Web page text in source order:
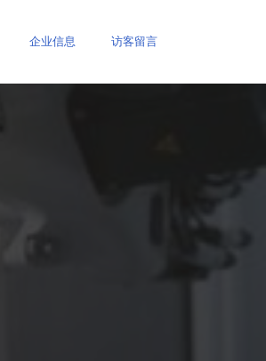
企业信息 访客留言